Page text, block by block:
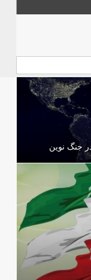
جنگ نوین